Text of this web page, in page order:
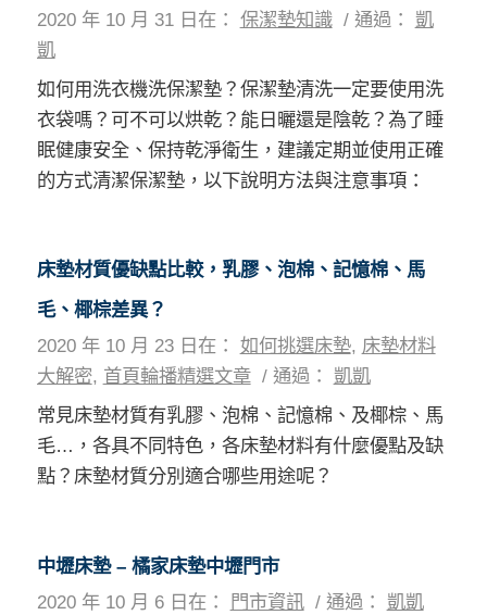
2020 年 10 月 31 日 在： 保潔墊知識 / 通過： 凱
凱
如何用洗衣機洗保潔墊？保潔墊清洗一定要使用洗
衣袋嗎？可不可以烘乾？能日曬還是陰乾？為了睡
眠健康安全、保持乾淨衛生，建議定期並使用正確
的方式清潔保潔墊，以下說明方法與注意事項：
床墊材質優缺點比較，乳膠、泡棉、記憶棉、馬
毛、椰棕差異？
2020 年 10 月 23 日 在： 如何挑選床墊, 床墊材料
大解密, 首頁輪播精選文章 / 通過： 凱凱
常見床墊材質有乳膠、泡棉、記憶棉、及椰棕、馬
毛…，各具不同特色，各床墊材料有什麼優點及缺
點？床墊材質分別適合哪些用途呢？
中壢床墊 – 橘家床墊中壢門市
2020 年 10 月 6 日 在： 門市資訊 / 通過： 凱凱